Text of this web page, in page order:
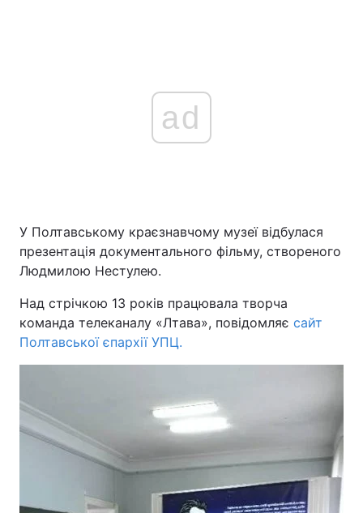
ad
У Полтавському краєзнавчому музеї відбулася
презентація документального фільму, створеного
Людмилою Нестулею.
Над стрічкою 13 років працювала творча
команда телеканалу «Лтава», повідомляє сайт
Полтавської єпархії УПЦ.